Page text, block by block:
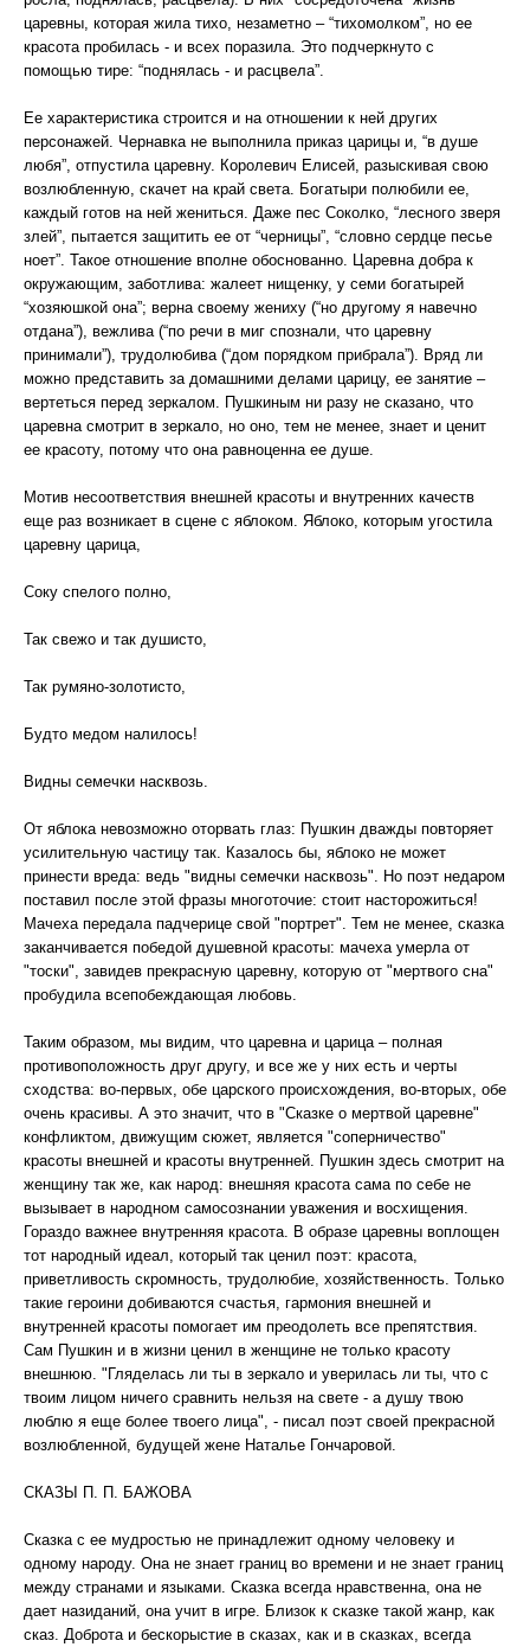
царевны, которая жила тихо, незаметно – “тихомолком”, но ее
красота пробилась - и всех поразила. Это подчеркнуто с
помощью тире: “поднялась - и расцвела”.
Ее характеристика строится и на отношении к ней других
персонажей. Чернавка не выполнила приказ царицы и, “в душе
любя”, отпустила царевну. Королевич Елисей, разыскивая свою
возлюбленную, скачет на край света. Богатыри полюбили ее,
каждый готов на ней жениться. Даже пес Соколко, “лесного зверя
злей”, пытается защитить ее от “черницы”, “словно сердце песье
ноет”. Такое отношение вполне обоснованно. Царевна добра к
окружающим, заботлива: жалеет нищенку, у семи богатырей
“хозяюшкой она”; верна своему жениху (“но другому я навечно
отдана”), вежлива (“по речи в миг спознали, что царевну
принимали”), трудолюбива (“дом порядком прибрала”). Вряд ли
можно представить за домашними делами царицу, ее занятие –
вертеться перед зеркалом. Пушкиным ни разу не сказано, что
царевна смотрит в зеркало, но оно, тем не менее, знает и ценит
ее красоту, потому что она равноценна ее душе.
Мотив несоответствия внешней красоты и внутренних качеств
еще раз возникает в сцене с яблоком. Яблоко, которым угостила
царевну царица,
Соку спелого полно,
Так свежо и так душисто,
Так румяно-золотисто,
Будто медом налилось!
Видны семечки насквозь.
От яблока невозможно оторвать глаз: Пушкин дважды повторяет
усилительную частицу так. Казалось бы, яблоко не может
принести вреда: ведь "видны семечки насквозь". Но поэт недаром
поставил после этой фразы многоточие: стоит насторожиться!
Мачеха передала падчерице свой "портрет". Тем не менее, сказка
заканчивается победой душевной красоты: мачеха умерла от
"тоски", завидев прекрасную царевну, которую от "мертвого сна"
пробудила всепобеждающая любовь.
Таким образом, мы видим, что царевна и царица – полная
противоположность друг другу, и все же у них есть и черты
сходства: во-первых, обе царского происхождения, во-вторых, обе
очень красивы. А это значит, что в "Сказке о мертвой царевне"
конфликтом, движущим сюжет, является "соперничество"
красоты внешней и красоты внутренней. Пушкин здесь смотрит на
женщину так же, как народ: внешняя красота сама по себе не
вызывает в народном самосознании уважения и восхищения.
Гораздо важнее внутренняя красота. В образе царевны воплощен
тот народный идеал, который так ценил поэт: красота,
приветливость скромность, трудолюбие, хозяйственность. Только
такие героини добиваются счастья, гармония внешней и
внутренней красоты помогает им преодолеть все препятствия.
Сам Пушкин и в жизни ценил в женщине не только красоту
внешнюю. "Гляделась ли ты в зеркало и уверилась ли ты, что с
твоим лицом ничего сравнить нельзя на свете - а душу твою
люблю я еще более твоего лица", - писал поэт своей прекрасной
возлюбленной, будущей жене Наталье Гончаровой.
СКАЗЫ П. П. БАЖОВА
Сказка с ее мудростью не принадлежит одному человеку и
одному народу. Она не знает границ во времени и не знает границ
между странами и языками. Сказка всегда нравственна, она не
дает назиданий, она учит в игре. Близок к сказке такой жанр, как
сказ. Доброта и бескорыстие в сказах, как и в сказках, всегда